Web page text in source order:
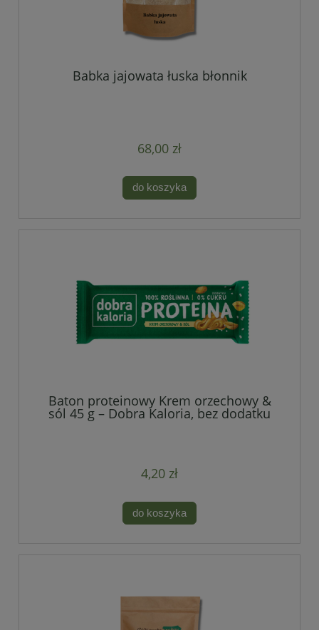
Babka jajowata łuska błonnik
68,00 zł
do koszyka
Baton proteinowy Krem orzechowy &
sól 45 g – Dobra Kaloria, bez dodatku
4,20 zł
do koszyka